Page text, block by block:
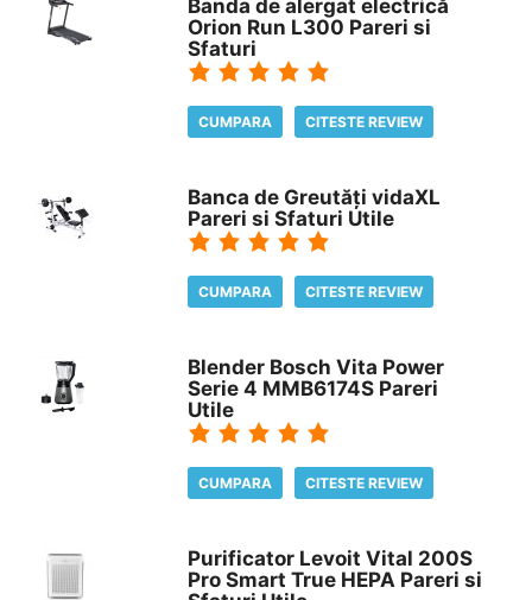
Banda de alergat electrică
Orion Run L300 Pareri si
Sfaturi
CUMPARA CITESTE REVIEW
Banca de Greutăți vidaXL
Pareri si Sfaturi Utile
CUMPARA CITESTE REVIEW
Blender Bosch Vita Power
Serie 4 MMB6174S Pareri
Utile
CUMPARA CITESTE REVIEW
Purificator Levoit Vital 200S
Pro Smart True HEPA Pareri si